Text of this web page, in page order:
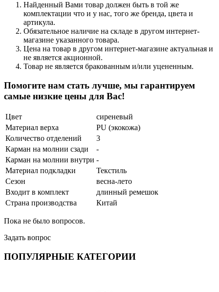
Найденный Вами товар должен быть в той же
комплектации что и у нас, того же бренда, цвета и
артикула.
Обязательное наличие на складе в другом интернет-
магазине указанного товара.
Цена на товар в другом интернет-магазине актуальная и
не является акционной.
Товар не является бракованным и/или уцененным.
Помогите нам стать лучше, мы гарантируем
самые низкие цены для Вас!
Цвет
сиреневый
Материал верха
PU (экокожа)
Количество отделений
3
Карман на молнии сзади
-
Карман на молнии внутри -
Материал подкладки
Текстиль
Сезон
весна-лето
Входит в комплект
длинный ремешок
Страна производства
Китай
Пока не было вопросов.
Задать вопрос
ПОПУЛЯРНЫЕ КАТЕГОРИИ